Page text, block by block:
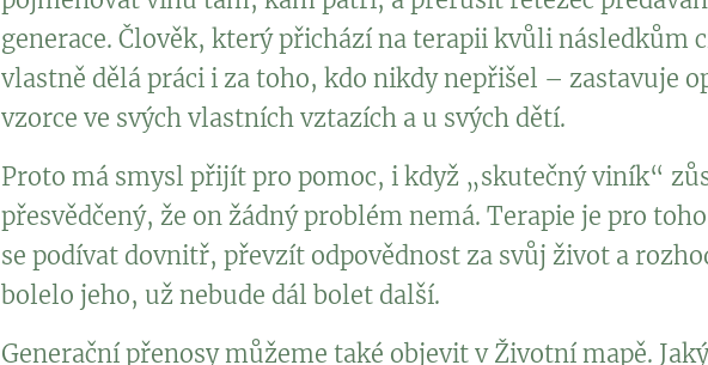
generace. Člověk, který přichází na terapii kvůli následkům
vlastně dělá práci i za toho, kdo nikdy nepřišel – zastavuje
vzorce ve svých vlastních vztazích a u svých dětí.
Proto má smysl přijít pro pomoc, i když „skutečný viník“
přesvědčený, že on žádný problém nemá. Terapie je pro
se podívat dovnitř, převzít odpovědnost za svůj život a
bolelo jeho, už nebude dál bolet další.
Generační přenosy můžeme také objevit v Životní mapě.